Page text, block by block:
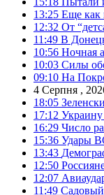
13:25 Еще как
12:32 От
11:49 В
10:56 Ночная
10:03 Силы
09:10 На
4 Серпня ,
18:05
17:12 Украину
16:29 Число
15:36 Удары
13:43
12:50
12:07
11:49 Садовый